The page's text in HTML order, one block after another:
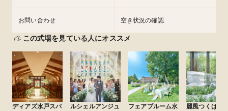
お問い合わせ 空き状況の確認
この式場を見ている人にオススメ
ディアズ水戸スパ
ルシェルアンジュ
フェアブルーム水
麗風つくば シ